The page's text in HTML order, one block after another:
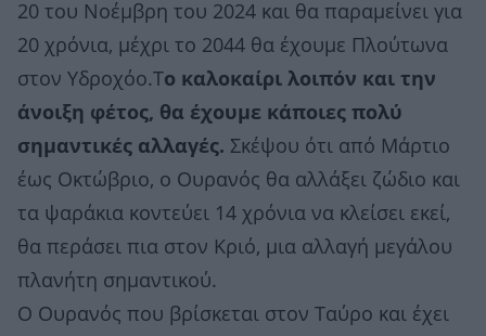
20 του Νοέμβρη του 2024 και θα παραμείνει για
20 χρόνια, μέχρι το 2044 θα έχουμε Πλούτωνα
στον Υδροχόο.Το καλοκαίρι λοιπόν και την
άνοιξη φέτος, θα έχουμε κάποιες πολύ
σημαντικές αλλαγές. Σκέψου ότι από Μάρτιο
έως Οκτώβριο, ο Ουρανός θα αλλάξει ζώδιο και
τα ψαράκια κοντεύει 14 χρόνια να κλείσει εκεί,
θα περάσει πια στον Κριό, μια αλλαγή μεγάλου
πλανήτη σημαντικού.
Ο Ουρανός που βρίσκεται στον Ταύρο και έχει